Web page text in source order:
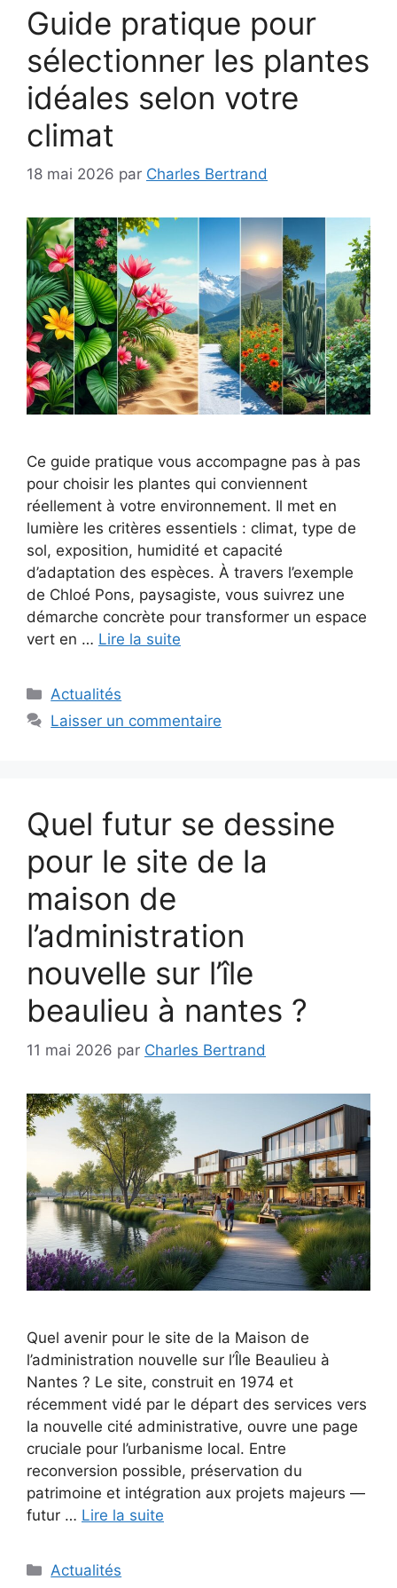
Guide pratique pour
sélectionner les plantes
idéales selon votre
climat
18 mai 2026 par Charles Bertrand
Ce guide pratique vous accompagne pas à pas
pour choisir les plantes qui conviennent
réellement à votre environnement. Il met en
lumière les critères essentiels : climat, type de
sol, exposition, humidité et capacité
d’adaptation des espèces. À travers l’exemple
de Chloé Pons, paysagiste, vous suivrez une
démarche concrète pour transformer un espace
vert en … Lire la suite
Catégories
Actualités
Laisser un commentaire
Quel futur se dessine
pour le site de la
maison de
l’administration
nouvelle sur l’île
beaulieu à nantes ?
11 mai 2026 par Charles Bertrand
Quel avenir pour le site de la Maison de
l’administration nouvelle sur l’Île Beaulieu à
Nantes ? Le site, construit en 1974 et
récemment vidé par le départ des services vers
la nouvelle cité administrative, ouvre une page
cruciale pour l’urbanisme local. Entre
reconversion possible, préservation du
patrimoine et intégration aux projets majeurs —
futur … Lire la suite
Catégories
Actualités